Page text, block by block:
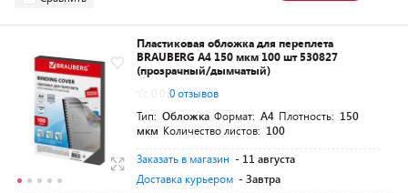
Пластиковая обложка для переплета
BRAUBERG A4 150 мкм 100 шт 530827
(прозрачный/дымчатый)
0 отзывов
Тип: Обложка Формат: A4 Плотность: 150
мкм Количество листов: 100
Заказать в магазин - 11 августа
Доставка курьером - Завтра